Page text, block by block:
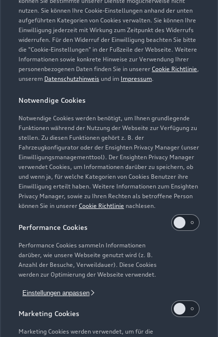
nutzen. Sie können Ihre Cookie-Einstellungen anhand der unten
aufgeführten Kategorien von Cookies verwalten. Sie können Ihre
Einwilligung jederzeit mit Wirkung zum Zeitpunkt des Widerrufs
widerrufen. Für den Widerruf der Einwilligung beachten Sie bitte
die "Cookie-Einstellungen" in der Fußzeile der Webseite. Weitere
Informationen sowie konkrete Hinweise zur Verwendung Ihrer
personenbezogenen Daten finden Sie in unserer Cookie Richtlinie,
unserem Datenschutzhinweis und im Impressum.
Notwendige Cookies
Notwendige Cookies werden benötigt, um Ihnen grundlegende
Funktionen während der Nutzung der Webseite zur Verfügung zu
stellen. Zu diesen Funktionen gehört z. B. der
Fahrzeugkonfigurator oder der Ensighten Privacy Manager (unser
Einwilligungsmanagementtool). Der Ensighten Privacy Manager
verwendet Cookies, um Informationen darüber zu speichern, ob
und wenn ja, für welche Kategorien von Cookies Benutzer ihre
Einwilligung erteilt haben. Weitere Informationen zum Ensighten
Privacy Manager, sowie zu Ihren Rechten als betroffene Person
können Sie in unserer Cookie Richtlinie nachlesen.
Performance Cookies
Performance Cookies sammeln Informationen
darüber, wie unsere Webseite genutzt wird (z. B.
Anzahl der Besuche, Verweildauer). Diese Cookies
werden zur Optimierung der Webseite verwendet.
Einstellungen anpassen
Marketing Cookies
Marketing Cookies werden verwendet, um für die
02562 93360
info@vortkamp.de
Kontaktdaten herunterladen
Öffnungszeiten
Verkauf
Geschlossen,öffnet amMontag 08:30
Service
Geschlossen,öffnet amMontag 07:30
Geschlossen,öffnet am Montag 07:30
Schautag
Geschlossen,öffnet amSonntag 13:00